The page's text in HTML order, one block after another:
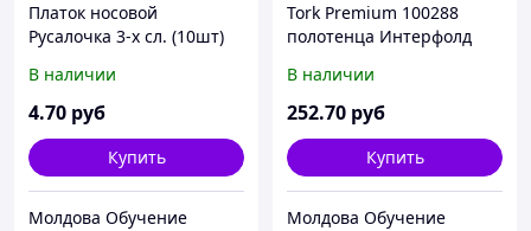
Платок носовой
Русалочка 3-х сл. (10шт)
В наличии
4.70 руб
Купить
Молдова Обучение
Tork Premium 100288
полотенца Интерфолд
(х21)
В наличии
252.70 руб
Купить
Молдова Обучение